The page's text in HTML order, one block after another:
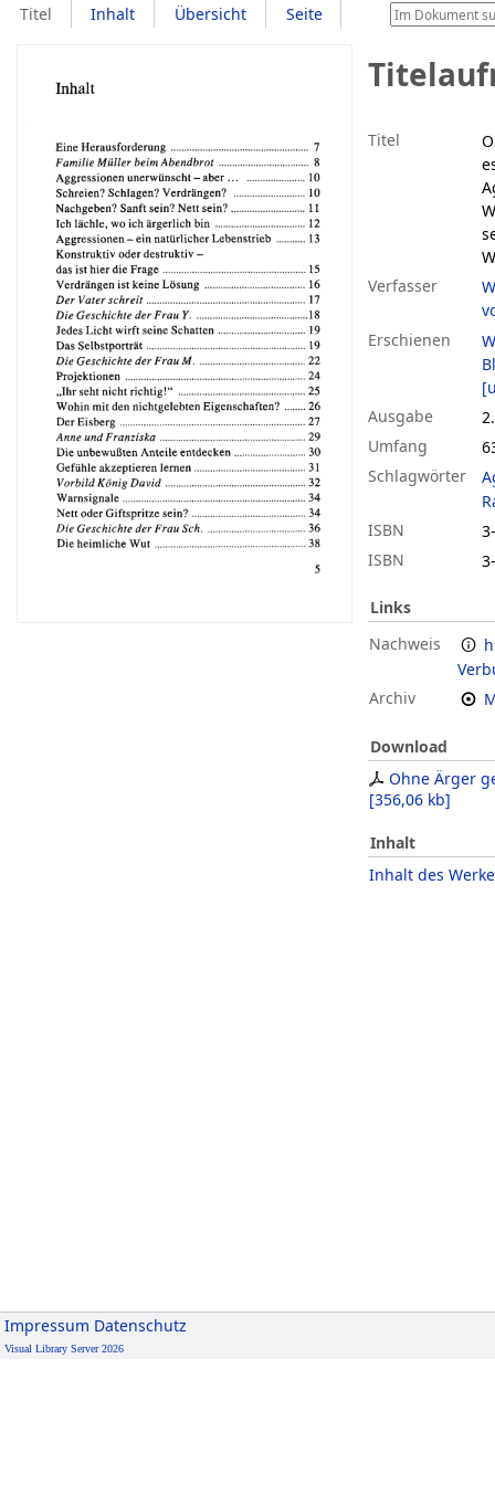
Titel Inhalt Übersicht Seite
Titel
Verfasser
Erschienen
Ausgabe
Umfang
Schlagwörter
ISBN
ISBN
Links
Nachweis
Archiv
Download
Ohne Ärger
[356,06 kb]
Inhalt
Inhalt des
Impressum Datenschutz
Visual Library Server 2026